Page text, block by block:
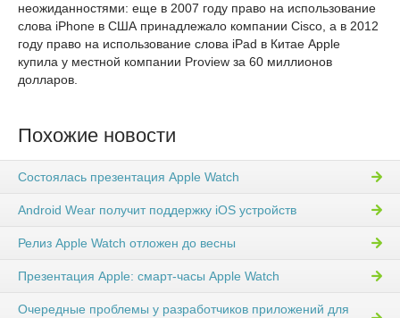
неожиданностями: еще в 2007 году право на использование
слова iPhone в США принадлежало компании Cisco, а в 2012
году право на использование слова iPad в Китае Apple
купила у местной компании Proview за 60 миллионов
долларов.
Похожие новости
Состоялась презентация Apple Watch
Android Wear получит поддержку iOS устройств
Релиз Apple Watch отложен до весны
Презентация Apple: смарт-часы Apple Watch
Очередные проблемы у разработчиков приложений для